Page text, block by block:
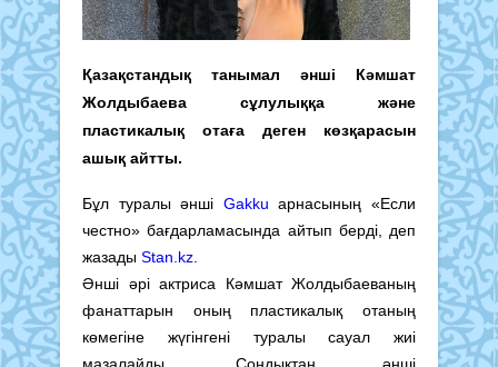
Қазақстандық танымал әнші Кәмшат
Жолдыбаева сұлулыққа және
пластикалық отаға деген көзқарасын
ашық айтты.
Бұл туралы әнші Gakku арнасының «Если
честно» бағдарламасында айтып берді, деп
жазады Stan.kz
Әнші әрі актриса Кәмшат Жолдыбаеваның
фанаттарын оның пластикалық отаның
көмегіне жүгінгені туралы сауал жиі